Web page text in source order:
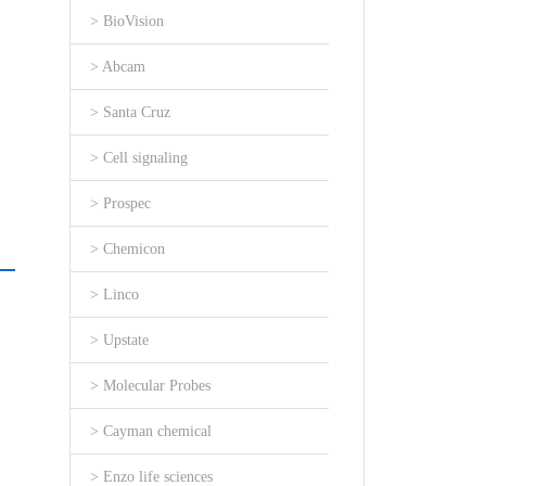
> BioVision
> Abcam
> Santa Cruz
> Cell signaling
> Prospec
> Chemicon
> Linco
> Upstate
> Molecular Probes
> Cayman chemical
> Enzo life sciences